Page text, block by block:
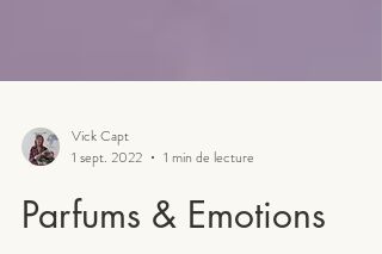
Vick Capt
1 sept. 2022
1 min de lecture